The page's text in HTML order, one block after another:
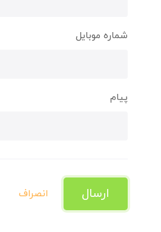
شماره موبایل
پیام
ارسال انصراف